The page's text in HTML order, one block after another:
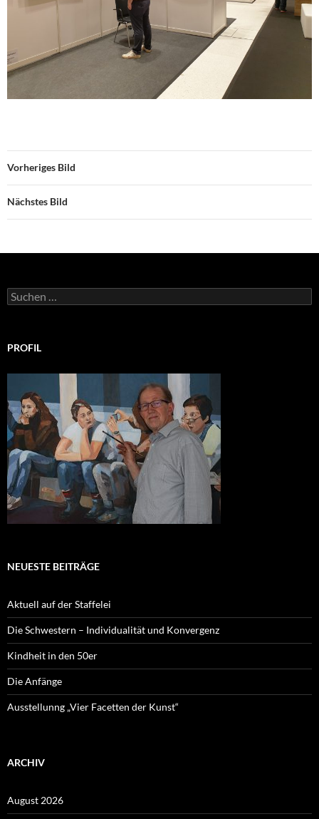
Vorheriges Bild
Nächstes Bild
Suchen
nach:
PROFIL
NEUESTE BEITRÄGE
Aktuell auf der Staffelei
Die Schwestern – Individualität und Konvergenz
Kindheit in den 50er
Die Anfänge
Ausstellunng „Vier Facetten der Kunst“
ARCHIV
August 2026